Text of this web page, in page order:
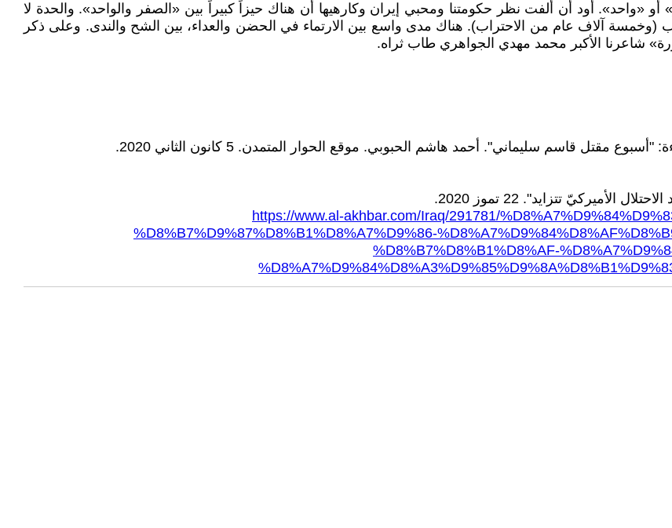
«واحد». أود أن ألفت نظر حكومتنا ومحبي إيران وكارهيها أن هناك حيزاً كبيراً بين «الصفر والواحد». والحدة لا
(وخمسة آلاف عام من الاحتراب). هناك مدى واسع بين الارتماء في الحضن والعداء، بين الشح والندى. وعلى ذكر
شاعرنا الأكبر محمد مهدي الجواهري طاب ثراه.
https://www.al-akhbar.com/Iraq/291781/
%D8%B7%D9%87%D8%B1%D8%A7%D9%86-
%D8%B7%D8%B1%D8%AF-